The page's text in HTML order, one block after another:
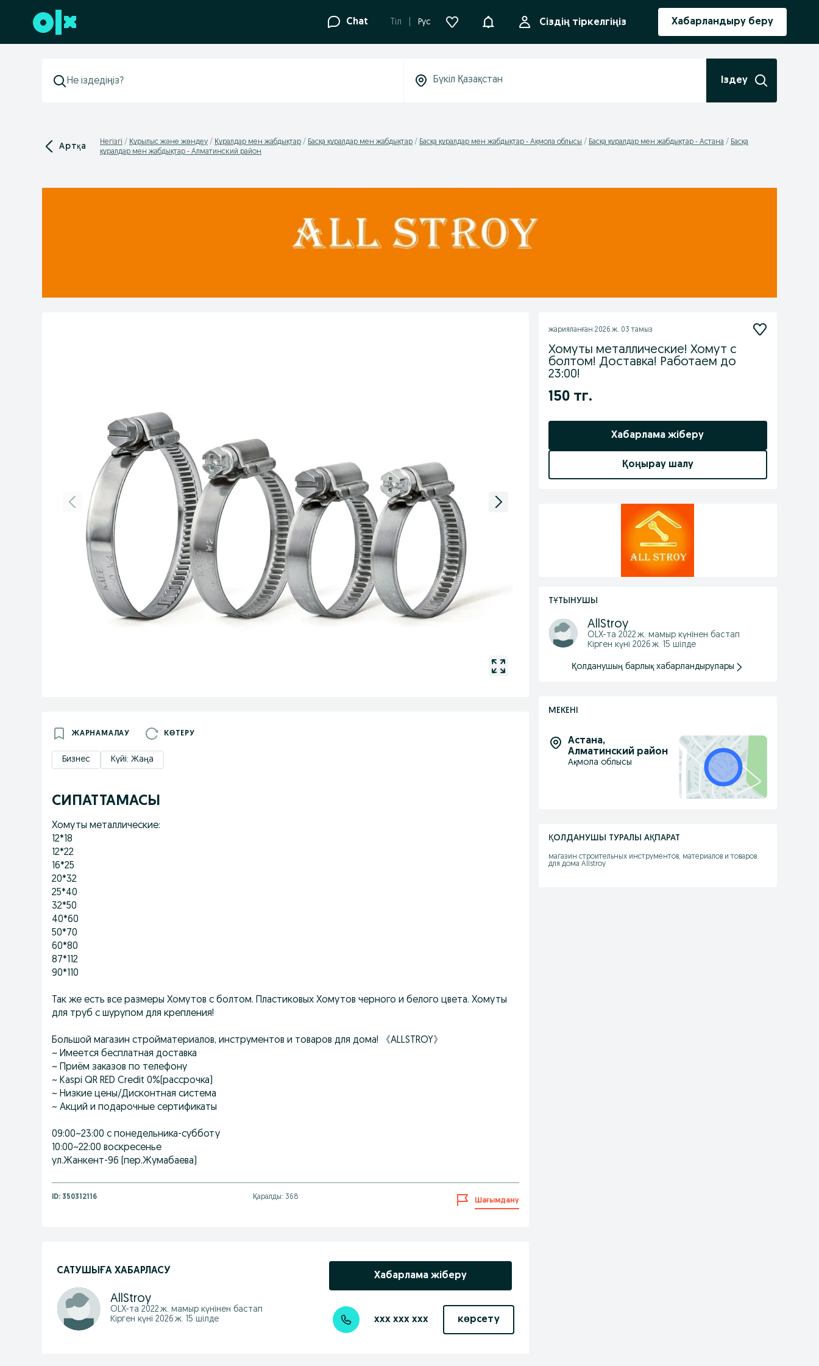
Төменгі деректемеге өту Chat Tіл Рус АқпараттандыруСіздің тіркелгіңіз Хабарландыру беру
Іздеу
Артқа Негізгі Құрылыс және жөндеу Құралдар мен жабдықтар Басқа құралдар мен жабдықтар Басқа құралдар мен жабдықтар - Ақмола облысы Басқа құралдар мен жабдықтар - Астана
Басқа
құралдар мен жабдықтар - Алматинский район
ЖАРНАМАЛАУ КӨТЕРУ
Бизнес Күйі: Жаңа
СИПАТТАМАСЫ
Хомуты металлические:
12*18
12*22
16*25
20*32
25*40
32*50
40*60
50*70
60*80
87*112
90*110
Так же есть все размеры Хомутов с болтом. Пластиковых Хомутов черного и белого цвета. Хомуты
для труб с шурупом для крепления!
Большой магазин стройматериалов, инструментов и товаров для дома! 《ALLSTROY》
~ Имеется бесплатная доставка
~ Приём заказов по телефону
~ Kaspi QR RED Credit 0%(рассрочка)
~ Низкие цены/Дисконтная система
~ Акций и подарочные сертификаты
09:00~23:00 с понедельника-субботу
10:00~22:00 воскресенье
ул.Жанкент-96 (пер.Жумабаева)
ID: 350312116 Қаралды: 368 Шағымдану
САТУШЫҒА ХАБАРЛАСУ
AllStroy
OLX-та 2022 ж. мамыр күнінен бастап
Кірген күні 2026 ж. 15 шілде
Хабарлама жіберу
xxx xxx xxx көрсету
жарияланған 2026 ж. 03 тамыз
Хомуты металлические! Хомут с
болтом! Доставка! Работаем до
23:00!
150 тг.
Хабарлама жіберу
Қоңырау шалу
ТҰТЫНУШЫ
AllStroy
OLX-та 2022 ж. мамыркүнінен бастап
Кірген күні 2026 ж. 15 шілде
Қолданушың барлық хабарландырулары
МЕКЕНІ
Астана,
Алматинский район
Ақмола облысы
ҚОЛДАНУШЫ ТУРАЛЫ АҚПАРАТ
магазин строительных инструментов, материалов и товаров
для дома Allstroy